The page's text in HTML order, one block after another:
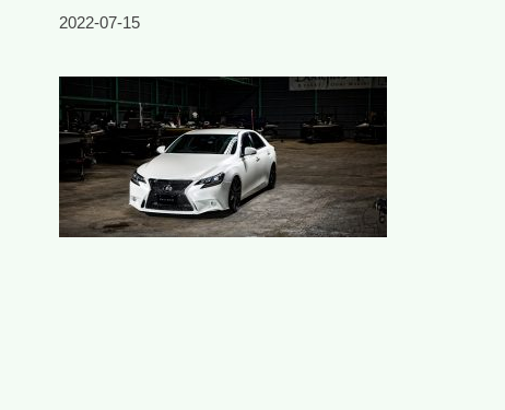
2022-07-15